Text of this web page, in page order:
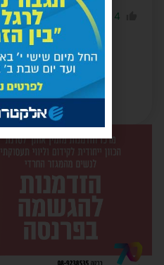
4 הגב לתגובה